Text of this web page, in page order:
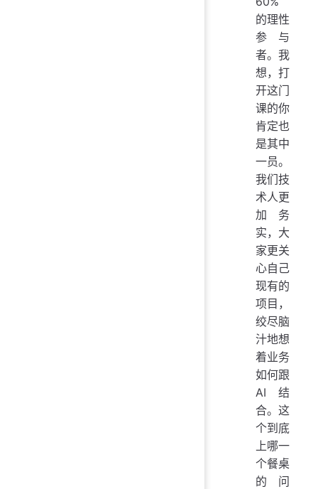
的理性
参与
者。我
想，打
开这门
课的你
肯定也
是其中
一员。
我们技
术人更
加务
实，大
家更关
心自己
现有的
项目，
绞尽脑
汁地想
着业务
如何跟
AI 结
合。这
个到底
上哪一
个餐桌
的问